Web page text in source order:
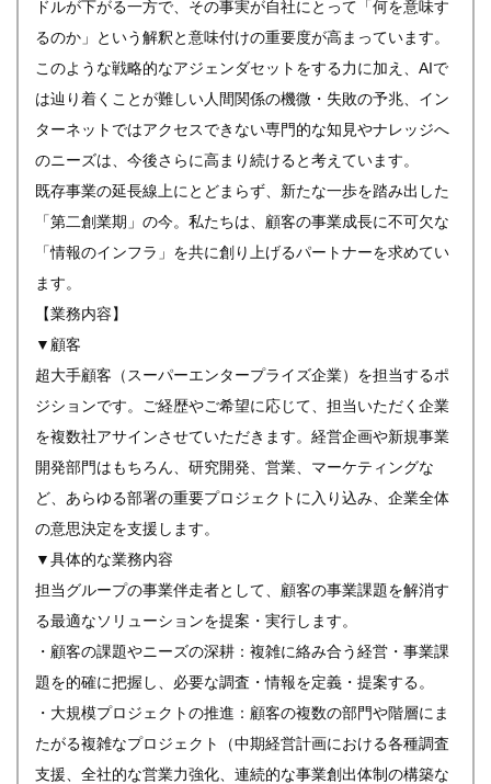
ドルが下がる一方で、その事実が自社にとって「何を意味す
るのか」という解釈と意味付けの重要度が高まっています。
このような戦略的なアジェンダセットをする力に加え、AIで
は辿り着くことが難しい人間関係の機微・失敗の予兆、イン
ターネットではアクセスできない専門的な知見やナレッジへ
のニーズは、今後さらに高まり続けると考えています。
既存事業の延長線上にとどまらず、新たな一歩を踏み出した
「第二創業期」の今。私たちは、顧客の事業成長に不可欠な
「情報のインフラ」を共に創り上げるパートナーを求めてい
ます。
【業務内容】
▼顧客
超大手顧客（スーパーエンタープライズ企業）を担当するポ
ジションです。ご経歴やご希望に応じて、担当いただく企業
を複数社アサインさせていただきます。経営企画や新規事業
開発部門はもちろん、研究開発、営業、マーケティングな
ど、あらゆる部署の重要プロジェクトに入り込み、企業全体
の意思決定を支援します。
▼具体的な業務内容
担当グループの事業伴走者として、顧客の事業課題を解消す
る最適なソリューションを提案・実行します。
・顧客の課題やニーズの深耕：複雑に絡み合う経営・事業課
題を的確に把握し、必要な調査・情報を定義・提案する。
・大規模プロジェクトの推進：顧客の複数の部門や階層にま
たがる複雑なプロジェクト（中期経営計画における各種調査
支援、全社的な営業力強化、連続的な事業創出体制の構築な